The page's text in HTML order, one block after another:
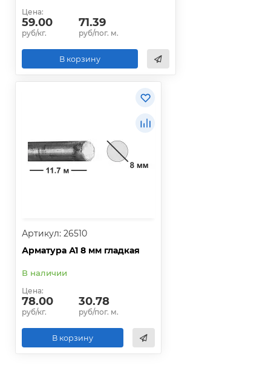
Цена:
59.00
руб/кг.
71.39
руб/пог. м.
В корзину
Артикул: 26510
Арматура А1 8 мм гладкая
В наличии
Цена:
78.00
руб/кг.
30.78
руб/пог. м.
В корзину